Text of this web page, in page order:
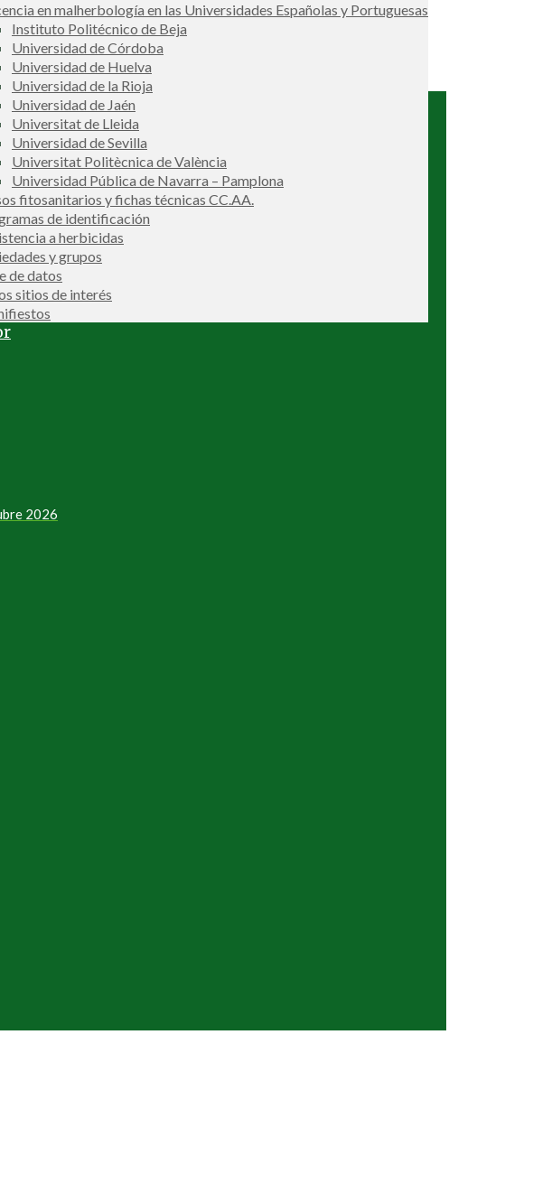
en malherbología en las Universidades Españolas y Portuguesas
Instituto Politécnico de Beja
Universidad de Córdoba
Universidad de Huelva
Universidad de la Rioja
Universidad de Jaén
Universitat de Lleida
Universidad de Sevilla
Universitat Politècnica de València
Universidad Pública de Navarra – Pamplona
fitosanitarios y fichas técnicas CC.AA.
de identificación
a herbicidas
y grupos
de datos
sitios de interés
2026